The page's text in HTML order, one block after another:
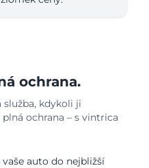
ochrana.
kdykoli ji
ochrana – s vintrica
auto do nejbližší